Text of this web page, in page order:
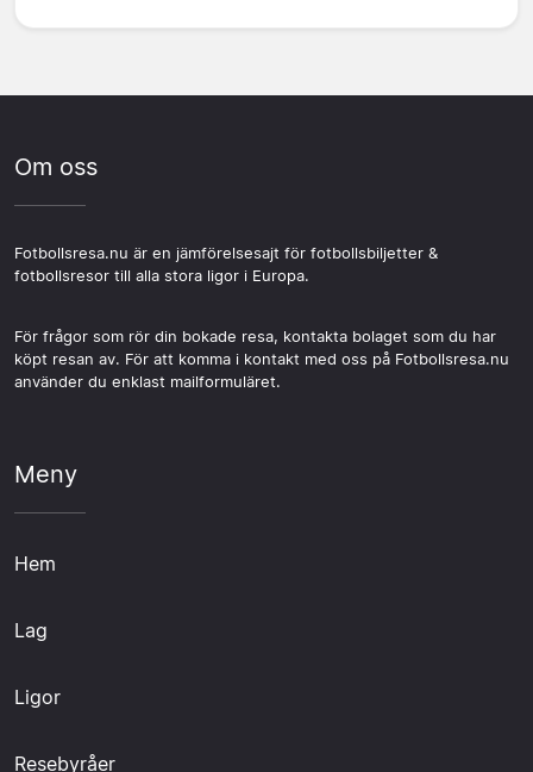
Om oss
Fotbollsresa.nu är en jämförelsesajt för fotbollsbiljetter &
fotbollsresor till alla stora ligor i Europa.
För frågor som rör din bokade resa, kontakta bolaget som du har
köpt resan av. För att komma i kontakt med oss på Fotbollsresa.nu
använder du enklast mailformuläret.
Meny
Hem
Lag
Ligor
Resebyråer